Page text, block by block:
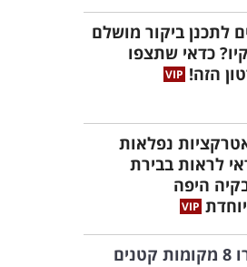
לתכנן ביקור מושלם
כדאי שתצפו
הזה!
אטרקציות נפלאות
לראות בבירת
היפה
הכירו 8 מקומות קטנים